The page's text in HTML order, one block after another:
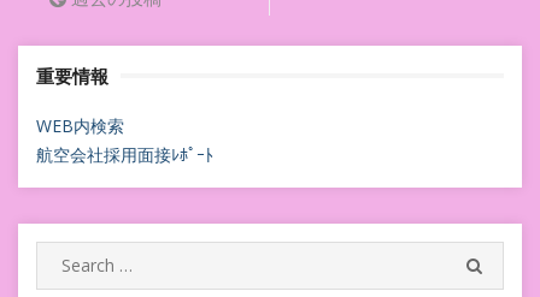
稿
ナ
ビ
ゲ
ー
シ
重要情報
WEB内検索
航空会社採用面接ﾚﾎﾟｰﾄ
Search
for: